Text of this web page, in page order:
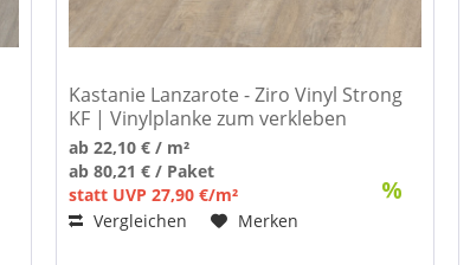
Kastanie Lanzarote - Ziro Vinyl Strong
KF | Vinylplanke zum verkleben
ab 22,10 € / m²
ab 80,21 € / Paket
statt UVP 27,90 €/m²
Vergleichen
Merken